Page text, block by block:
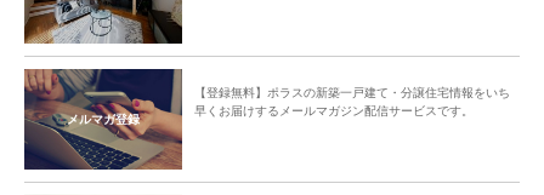
メルマガ登録
【登録無料】ポラスの新築一戸建て・分譲住宅情報をいち
早くお届けするメールマガジン配信サービスです。